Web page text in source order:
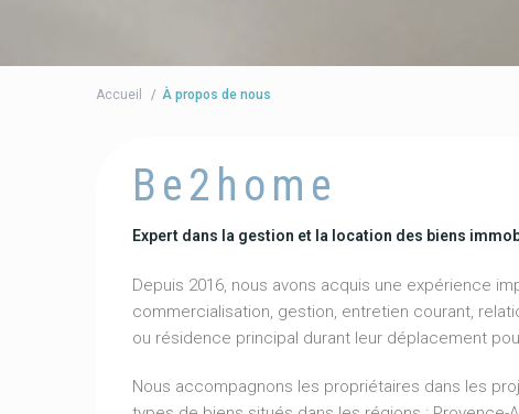
Accueil À propos de nous
Be2home
Expert dans la gestion et la location des biens
Depuis 2016, nous avons acquis une expérience
commercialisation, gestion, entretien courant,
ou résidence principal durant leur déplacement
Nous accompagnons les propriétaires dans les